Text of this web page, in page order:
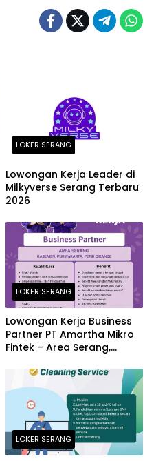
LOKER SERANG
Lowongan Kerja Leader di
Milkyverse Serang Terbaru
2026
LOKER SERANG
Lowongan Kerja Business
Partner PT Amartha Mikro
Fintek – Area Serang,
Petir, Cikande Terbaru
2026
LOKER SERANG